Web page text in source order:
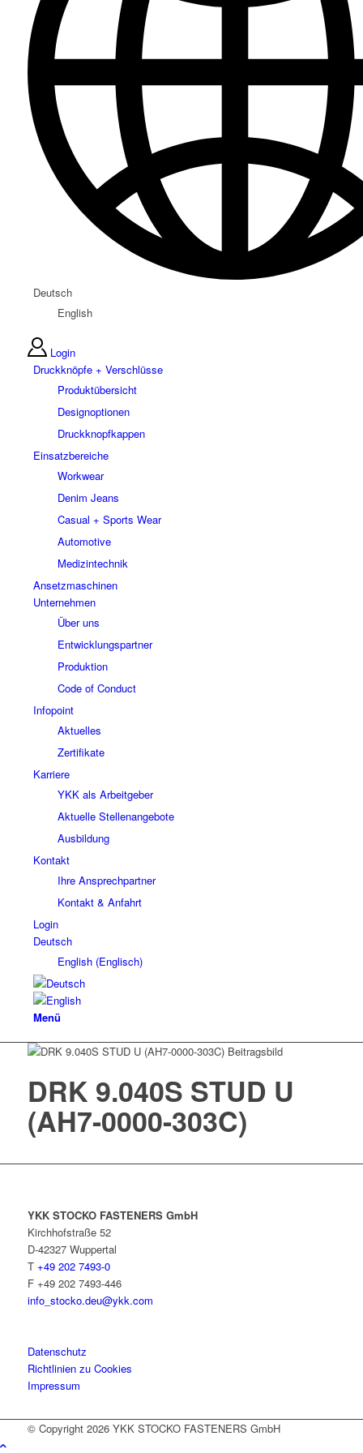
Deutsch
English
Login
Druckknöpfe + Verschlüsse
Produktübersicht
Designoptionen
Druckknopfkappen
Einsatzbereiche
Workwear
Denim Jeans
Casual + Sports Wear
Automotive
Medizintechnik
Ansetzmaschinen
Unternehmen
Über uns
Entwicklungspartner
Produktion
Code of Conduct
Infopoint
Aktuelles
Zertifikate
Karriere
YKK als Arbeitgeber
Aktuelle Stellenangebote
Ausbildung
Kontakt
Ihre Ansprechpartner
Kontakt & Anfahrt
Login
Deutsch
English(Englisch)
Menü
DRK 9.040S STUD U
(AH7-0000-303C)
YKK STOCKO FASTENERS GmbH
Kirchhofstraße 52
D-42327 Wuppertal
T +49 202 7493-0
F +49 202 7493-446
info_stocko.deu@ykk.com
Datenschutz
Richtlinien zu Cookies
Impressum
© Copyright 2026 YKK STOCKO FASTENERS GmbH